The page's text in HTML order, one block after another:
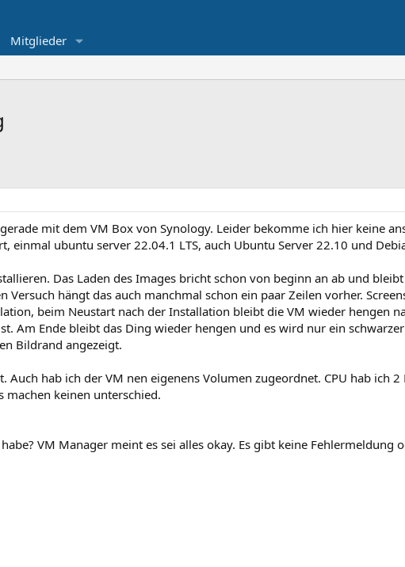
Mitglieder
mit dem VM Box von Synology. Leider bekomme ich hier keine
einmal ubuntu server 22.04.1 LTS, auch Ubuntu Server 22.10 und
Das Laden des Images bricht schon von beginn an ab und
Versuch hängt das auch manchmal schon ein paar Zeilen vorher.
beim Neustart nach der Installation bleibt die VM wieder hengen
Am Ende bleibt das Ding wieder hengen und es wird nur ein
Bildrand angezeigt.
Auch hab ich der VM nen eigenens Volumen zugeordnet. CPU hab ich 2
machen keinen unterschied.
VM Manager meint es sei alles okay. Es gibt keine Fehlermeldung